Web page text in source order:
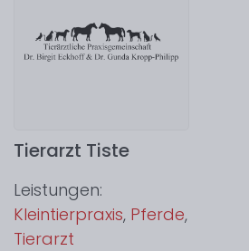
Tierarzt Tiste
Leistungen:
Kleintierpraxis, Pferde,
Tierarzt